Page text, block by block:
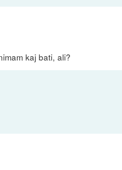
kaj bati, ali?